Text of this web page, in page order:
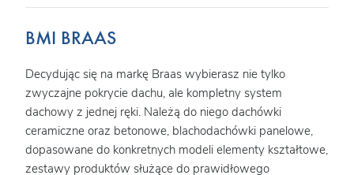
BMI BRAAS
Decydując się na markę Braas wybierasz nie tylko
zwyczajne pokrycie dachu, ale kompletny system
dachowy z jednej ręki. Należą do niego dachówki
ceramiczne oraz betonowe, blachodachówki panelowe,
dopasowane do konkretnych modeli elementy kształtowe,
zestawy produktów służące do prawidłowego